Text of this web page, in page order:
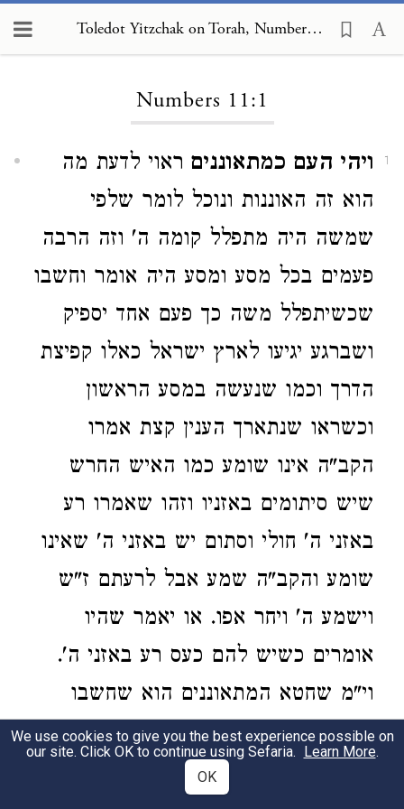
Toledot Yitzchak on Torah, Numbers 11:1
Numbers 11:1
1 ויהי העם כמתאוננים ראוי לדעת מה
הוא זה האוננות ונוכל לומר שלפי
שמשה היה מתפלל קומה ה' וזה הרבה
פעמים בכל מסע ומסע היה אומר וחשבו
שכשיתפלל משה כך פעם אחד יספיק
ושברגע יגיעו לארץ ישראל כאלו קפיצת
הדרך וכמו שנעשה במסע הראשון
וכשראו שנתארך הענין קצת אמרו
הקב"ה אינו שומע כמו האיש החרש
שיש סיתומים באזניו וזהו שאמרו רע
באזני ה' חולי וסתום יש באזני ה' שאינו
שומע והקב"ה שמע אבל לרעתם ז"ש
וישמע ה' ויחר אפו. או יאמר שהיו
אומרים כשיש להם כעס רע באזני ה'.
וי"מ שחטא המתאוננים הוא שחשבו
שהעולם קדמון וזה לפי שראו הרים
גדולים בשמים והרואה אותם יחשוב
We use cookies to give you the best experience possible on
our site. Click OK to continue using Sefaria. Learn More.
OK